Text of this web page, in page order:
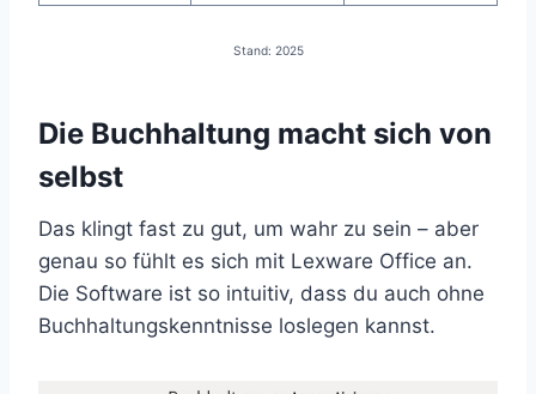
Stand: 2025
Die Buchhaltung macht sich von
selbst
Das klingt fast zu gut, um wahr zu sein – aber
genau so fühlt es sich mit Lexware Office an.
Die Software ist so intuitiv, dass du auch ohne
Buchhaltungskenntnisse loslegen kannst.